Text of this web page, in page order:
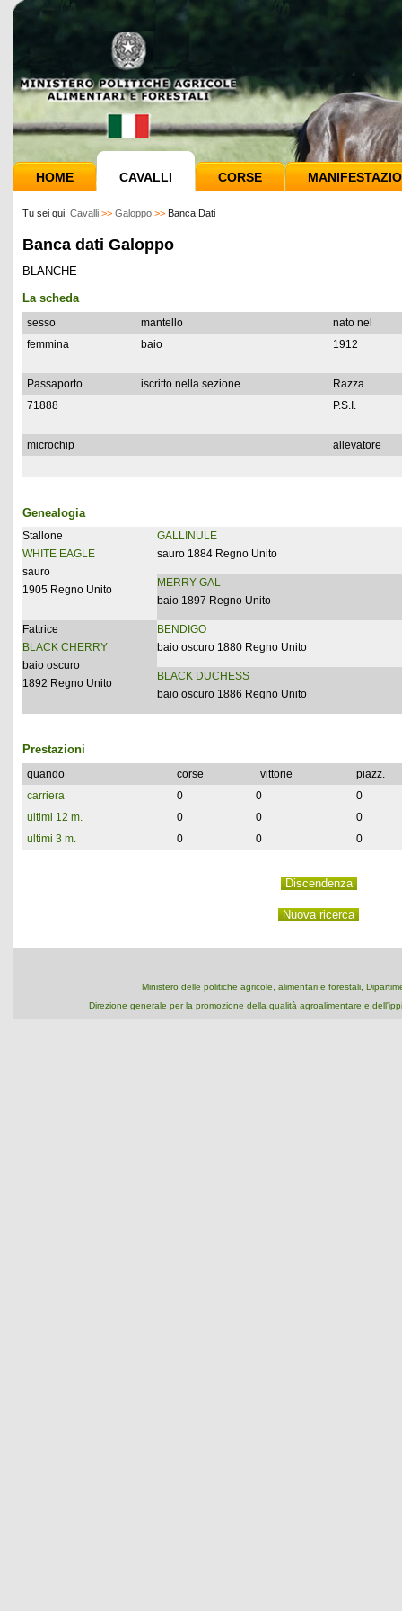
HOME CAVALLI CORSE
Tu sei qui: Cavalli >> Galoppo >> Banca Dati
Banca dati Galoppo
BLANCHE
La scheda
sesso mantello
nato nel
femmina
baio 1912
Passaporto iscritto nella sezione
Razza
71888
P.S.I.
microchip allevatore
Genealogia
Stallone
WHITE EAGLE
sauro
1905 Regno Unito
GALLINULE
sauro 1884 Regno Unito
MERRY GAL
baio 1897 Regno Unito
Fattrice
BLACK CHERRY
baio oscuro
1892 Regno Unito
BENDIGO
baio oscuro 1880 Regno Unito
BLACK DUCHESS
baio oscuro 1886 Regno Unito
Prestazioni
quando corse vittorie
piazz.
carriera
0 0
0
ultimi 12 m.
0 0
0
ultimi 3 m.
0 0 0
Ministero delle politiche agricole, alimentari e forestali,
Direzione generale per la promozione della qualità agroalimentare e